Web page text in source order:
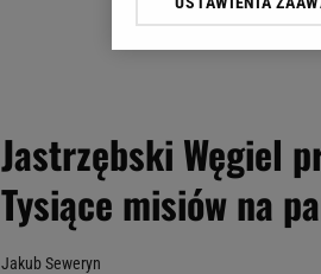
Jastrzębski Węgiel
Tysiące misiów na
Jakub Seweryn
Klikając „Akceptuję”
Zaufanych Partnerów i
My, nasi Zaufani
Użycie dokładnych
Przechowywanie